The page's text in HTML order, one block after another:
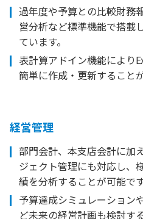
過年度や予算との比較財務
営分析など標準機能で搭載
ています。
表計算アドイン機能により
簡単に作成・更新すること
経営管理
部門会計、本支店会計に加
ジェクト管理にも対応し、
績を分析することが可能です
予算達成シミュレーション
ど未来の経営計画も検討す